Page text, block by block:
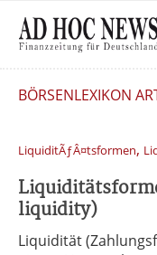
BÖRSENLEXIKON
LiquiditÃƒÂ¤tsformen,
liquidity)
Liquidität